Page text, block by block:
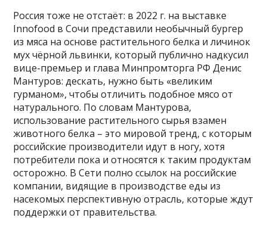
Россия тоже не отстаёт: в 2022 г. на выставке
Innofood в Сочи представили необычный бургер
из мяса на основе растительного белка и личинок
мух чёрной львинки, который публично надкусил
вице-премьер и глава Минпромторга РФ Денис
Мантуров: дескать, нужно быть «великим
гурманом», чтобы отличить подобное мясо от
натурального. По словам Мантурова,
использование растительного сырья взамен
животного белка – это мировой тренд, с которым
российские производители идут в ногу, хотя
потребители пока и относятся к таким продуктам
осторожно. В Сети полно ссылок на российские
компании, видящие в производстве еды из
насекомых перспективную отрасль, которые ждут
поддержки от правительства.